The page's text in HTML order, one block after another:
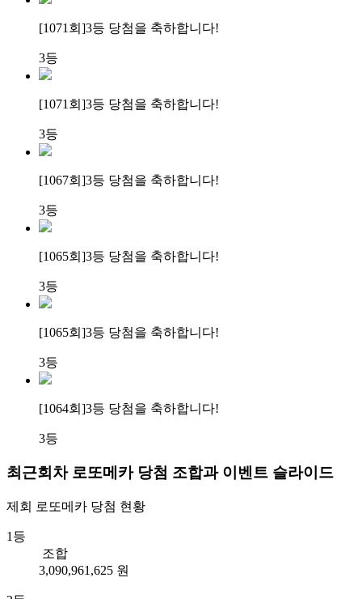
[1071회]3등 당첨을 축하합니다!
3등
[1071회]3등 당첨을 축하합니다!
3등
[1067회]3등 당첨을 축하합니다!
3등
[1065회]3등 당첨을 축하합니다!
3등
[1065회]3등 당첨을 축하합니다!
3등
[1064회]3등 당첨을 축하합니다!
3등
최근회차 로또메카 당첨 조합과 이벤트 슬라이드
제회 로또메카 당첨 현황
1등
조합
3,090,961,625 원